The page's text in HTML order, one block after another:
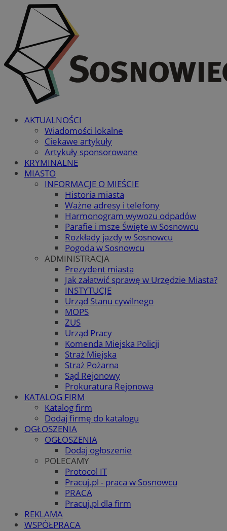
AKTUALNOŚCI
Wiadomości lokalne
Ciekawe artykuły
Artykuły sponsorowane
KRYMINALNE
MIASTO
INFORMACJE O MIEŚCIE
Historia miasta
Ważne adresy i telefony
Harmonogram wywozu odpadów
Parafie i msze Święte w Sosnowcu
Rozkłady jazdy w Sosnowcu
Pogoda w Sosnowcu
ADMINISTRACJA
Prezydent miasta
Jak załatwić sprawę w Urzędzie Miasta?
INSTYTUCJE
Urząd Stanu cywilnego
MOPS
ZUS
Urząd Pracy
Komenda Miejska Policji
Straż Miejska
Straż Pożarna
Sąd Rejonowy
Prokuratura Rejonowa
KATALOG FIRM
Katalog firm
Dodaj firmę do katalogu
OGŁOSZENIA
OGŁOSZENIA
Dodaj ogłoszenie
POLECAMY
Protocol IT
Pracuj.pl - praca w Sosnowcu
PRACA
Pracuj.pl dla firm
REKLAMA
WSPÓŁPRACA